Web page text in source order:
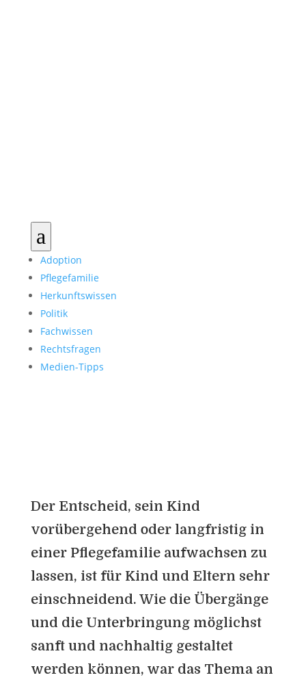
a
Adoption
Pflegefamilie
Herkunftswissen
Politik
Fachwissen
Rechtsfragen
Medien-Tipps
Der Entscheid, sein Kind
vorübergehend oder langfristig in
einer Pflegefamilie aufwachsen zu
lassen, ist für Kind und Eltern sehr
einschneidend. Wie die Übergänge
und die Unterbringung möglichst
sanft und nachhaltig gestaltet
werden können, war das Thema an